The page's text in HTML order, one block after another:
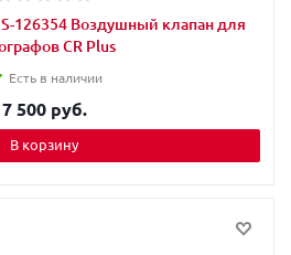
126354 Воздушный клапан для
CR Plus
Есть в наличии
7 500 руб.
В корзину